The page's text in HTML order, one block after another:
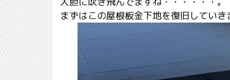
まずはこの屋根板金下地を復旧していき